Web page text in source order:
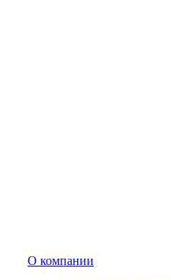
О компании